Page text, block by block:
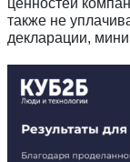
также не
декларации,
Введите ваш
перезвоним!